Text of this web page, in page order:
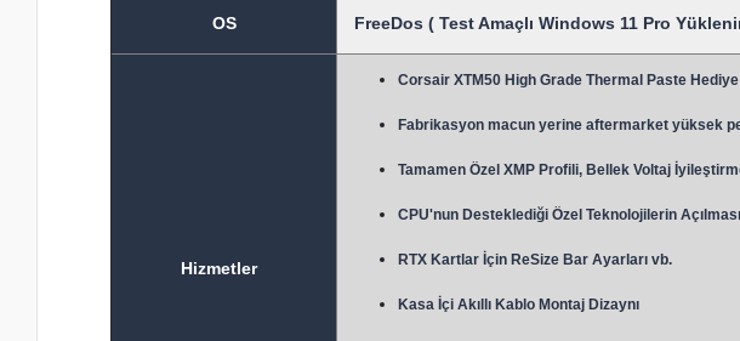
OS FreeDos ( Test Amaçlı Windows 11 Pro
Hizmetler
Corsair XTM50 High Grade Thermal Paste
Fabrikasyon macun yerine aftermarket yüksek
Tamamen Özel XMP Profili, Bellek Voltaj
CPU'nun Desteklediği Özel Teknolojilerin
RTX Kartlar İçin ReSize Bar Ayarları vb.
Kasa İçi Akıllı Kablo Montaj Dizaynı